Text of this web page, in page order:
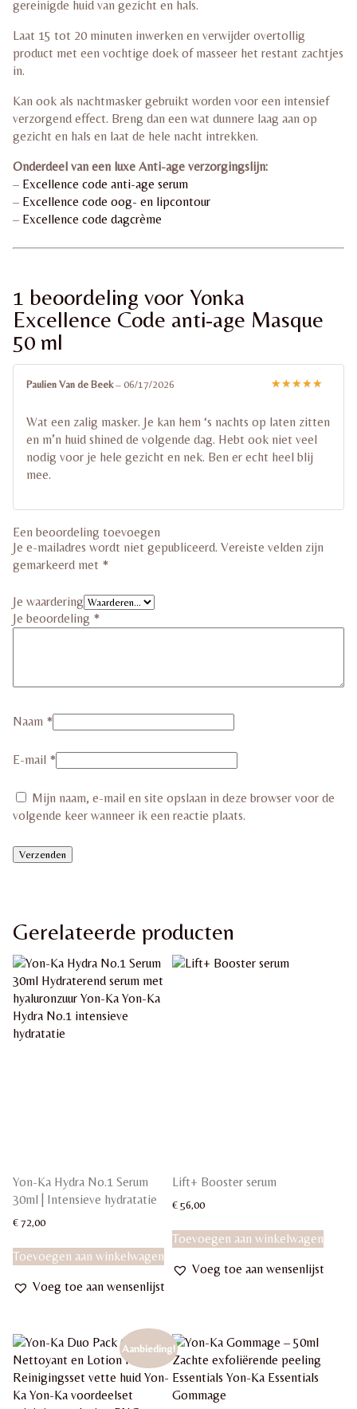
gereinigde huid van gezicht en hals.
Laat 15 tot 20 minuten inwerken en verwijder overtollig
product met een vochtige doek of masseer het restant zachtjes
in.
Kan ook als nachtmasker gebruikt worden voor een intensief
verzorgend effect. Breng dan een wat dunnere laag aan op
gezicht en hals en laat de hele nacht intrekken.
Onderdeel van een luxe Anti-age verzorgingslijn:
– Excellence code anti-age serum
– Excellence code oog- en lipcontour
– Excellence code dagcrème
1 beoordeling voor Yonka
Excellence Code anti-age Masque
50 ml
Paulien Van de Beek– 06/17/2026
Wat een zalig masker. Je kan hem ‘s nachts op laten zitten
en m’n huid shined de volgende dag. Hebt ook niet veel
nodig voor je hele gezicht en nek. Ben er echt heel blij
mee.
Een beoordeling toevoegen
Je e-mailadres wordt niet gepubliceerd. Vereiste velden zijn
gemarkeerd met *
Je waardering
Je beoordeling *
Naam *
E-mail *
Mijn naam, e-mail en site opslaan in deze browser voor de
volgende keer wanneer ik een reactie plaats.
Gerelateerde producten
Yon-Ka Hydra No.1 Serum
30ml | Intensieve hydratatie
€72,00
Toevoegen aan winkelwagen
Voeg toe aan wensenlijst
Lift+ Booster serum
€56,00
Toevoegen aan winkelwagen
Voeg toe aan wensenlijst
Aanbieding!